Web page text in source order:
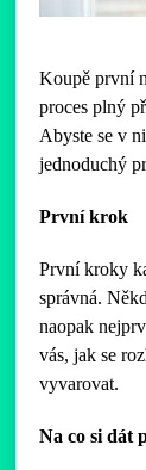
Koupě první
proces plný
Abyste se v
jednoduchý
První krok
První kroky
správná.
naopak
vás, jak se
vyvarovat.
Na co si dát